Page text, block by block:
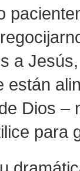
a
están
Dios –
para